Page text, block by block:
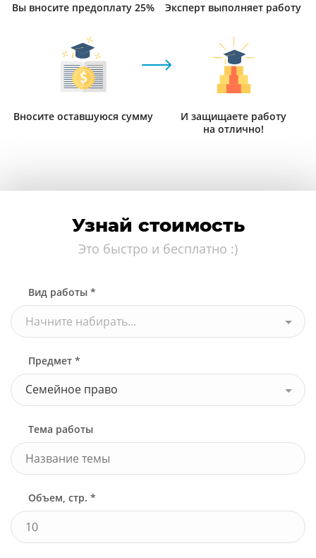
Вы вносите предоплату 25% Эксперт выполняет работу
Вносите оставшуюся сумму
И защищаете работу
на отлично!
Узнай стоимость
Это быстро и бесплатно :)
Вид работы *
Начните набирать...
Предмет *
Семейное право
Тема работы
Объем, стр. *